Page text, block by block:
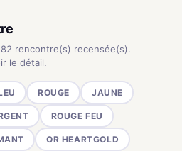
rencontre(s) recensée(s).
le détail.
ROUGE JAUNE
ROUGE FEU
OR HEARTGOLD